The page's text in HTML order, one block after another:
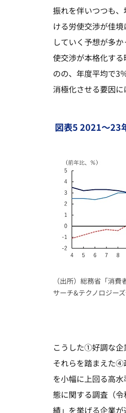
振れを伴いつつも
ける労使交渉が佳
していく予想が多
使交渉が本格化す
のの、年度平均で3
消極化させる要因に
図表5 2021～23
（出所）総務省「消
サーチ&テクノロジー
こうした①好調な企
それらを踏まえた④
を小幅に上回る高
態に関する調査（
績」を挙げる企業